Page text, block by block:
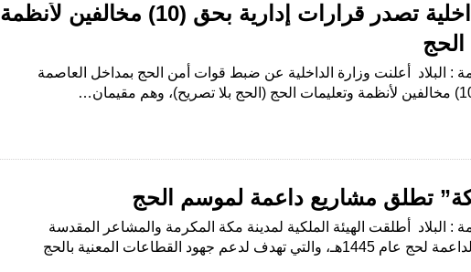
وزارة الداخلية تصدر قرارات إدارية بحق (10) مخالفين لأنظمة
الحج
: البلاد أعلنت وزارة الداخلية عن ضبط قوات أمن الحج بمداخل العاصمة
تطلق مشاريع داعمة لموسم الحج
: البلاد أطلقت الهيئة الملكية لمدينة مكة المكرمة والمشاعر المقدسة
مشاريعها الداعمة لحج عام 1445هـ، والتي تهدف لدعم جهود القطاعات المعنية بالحج